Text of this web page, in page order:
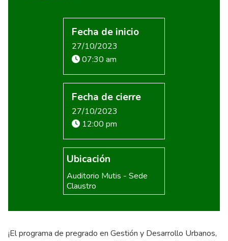
Fecha de inicio
27/10/2023
07:30 am
Fecha de cierre
27/10/2023
12:00 pm
Ubicación
Auditorio Mutis - Sede
Claustro
¡El programa de pregrado en Gestión y Desarrollo Urbanos,